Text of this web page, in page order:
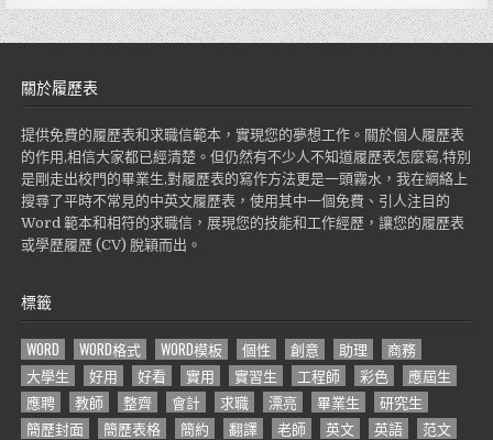
關於履歷表
提供免費的履歷表和求職信範本，實現您的夢想工作。關於個人履歷表
的作用,相信大家都已經清楚。但仍然有不少人不知道履歷表怎麼寫,特別
是剛走出校門的畢業生,對履歷表的寫作方法更是一頭霧水，我在網絡上
搜尋了平時不常見的中英文履歷表，使用其中一個免費、引人注目的
Word 範本和相符的求職信，展現您的技能和工作經歷，讓您的履歷表
或學歷履歷 (CV) 脫穎而出。
標籤
WORD WORD格式 WORD模板 個性 創意 助理
商務
大學生
好用 好看 實用 實習生 工程師 彩色
應屆生
應聘
教師 整齊 會計 求職 漂亮 畢業生
研究生
簡歷封面
簡歷表格 簡約 翻譯 老師 英文 英語
范文